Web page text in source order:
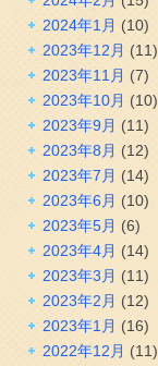
2024年1月 (10)
2023年12月 (11)
2023年11月 (7)
2023年10月 (10)
2023年9月 (11)
2023年8月 (12)
2023年7月 (14)
2023年6月 (10)
2023年5月 (6)
2023年4月 (14)
2023年3月 (11)
2023年2月 (12)
2023年1月 (16)
2022年12月 (11)